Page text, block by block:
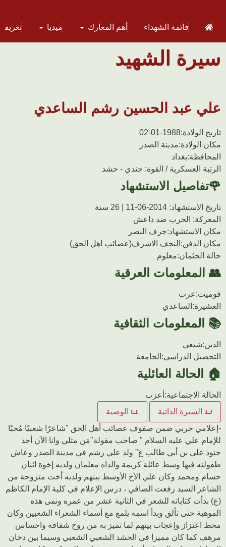
قائمة الشهداء أهم المعارك ميديا تعريف
سيرة الشهيد
علي عبد الحسين رشم الساعدي
تاریخ الولادة:1988-01-02
مکان الولادة:مدينة الصدر
المحافظة:بغداد
الرتبة العسکریة / القوة: جندي - حشد
🌹تفاصیل الاستشهاد
تاریخ الاستشهاد: 2014-06-11 | 26 سنة
المعرکة: الحرب ضد داعش
مکان الاستشهاد:جرف النصر
مکان الدفن: النجف الاشرف(عصائب اهل الحق)
حالة الجثمان:معلوم
👥 المعلومات العرقیة
قومیت:عرب
العشیرة: الساعدي
📚 المعلومات الثقافیة
الدين:شیعي
التحصیل الدراسی: الجامعة
🏠 الحالة العائلیة
الحالة الاجتماعیة: أعزب
📜 السیرة الذاتیة
📜 الوصیة
-إعلامي حربي ضمن صفوف عصائب أهل الحق "شاعرًا شعبيًا مُحبًا
للإمام علي عليه السلام " صاحب مقولة"مَن مثلي وانا الآن أحد
جنود علي بن أبي طالب ع" ولد علي رشم في مدينة الصدر وعاش
طفولته فيها وسط عائلة كريمة والداه معلمان ولديه إخوة اثنان
حسام ومحمد وكان علي الأخ الأوسط بينهم ولديه أخت متزوجة من
الشاعر السيد رفعت الصافي ، درس الإعلام في كلية الإمام الكاظم
(ع) بدأت كتاباته للشعر في الثانية عشر من عمره ونمى هذه
الموهبة حتى تألق وبدأ اسمه يلمع مع أسماء الشعراء الشعبين وكان
محط اعتزاز وإعجاب بينهم لما تميز به من روح شفافه واحساس
مرهف كما كان مميزا في الحشد الشعبي الشعبي وسيما بين دخان